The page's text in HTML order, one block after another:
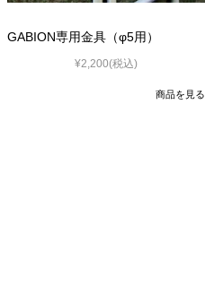
GABION専用金具（φ5用）
¥2,200(税込)
商品を見る